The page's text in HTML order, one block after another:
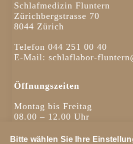
Schlafmedizin Fluntern
Zürichbergstrasse 70
8044 Zürich
Telefon 044 251 00 40
E-Mail: schlaflabor-
Öffnungszeiten
Montag bis Freitag
08.00 – 12.00 Uhr
Copyright: Schlafmedizin
Bitte wählen Sie Ihre